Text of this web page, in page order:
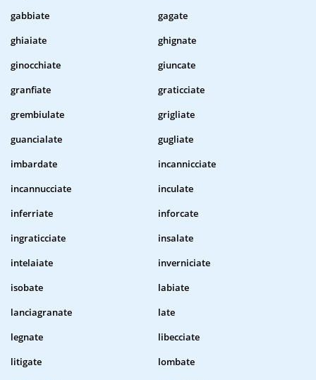
gabbiate
gagate
ghiaiate
ghignate
ginocchiate
giuncate
granfiate
graticciate
grembiulate
grigliate
guancialate
gugliate
imbardate
incannicciate
incannucciate
inculate
inferriate
inforcate
ingraticciate
insalate
intelaiate
inverniciate
isobate
labiate
lanciagranate
late
legnate
libecciate
litigate
lombate